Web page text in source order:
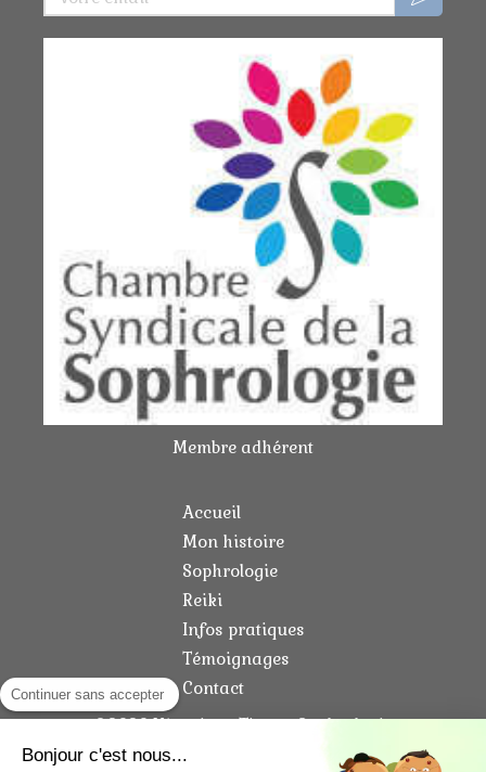
Membre adhérent
Accueil
Mon histoire
Sophrologie
Reiki
Infos pratiques
Témoignages
Contact
©2020 Véronique Tison - Sophrologie
Continuer sans accepter
Bonjour c'est nous...